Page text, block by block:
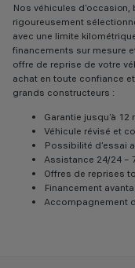
Nos véhicules
rigoureusement
avec une limite
financements sur mesure
offre de reprise de votre
achat en toute confiance
grands constructeurs :
Garantie jusqu’à 12
Véhicule révisé et
Possibilité d’essai
Assistance 24/24 –
Offres de reprises
Financement
Accompagnement